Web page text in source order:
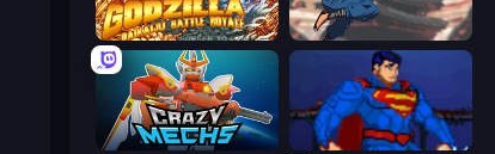
Godzilla Daikaiju Battle Royale Auto Ninja
Crazy Mechs Injustice Gods Among Us